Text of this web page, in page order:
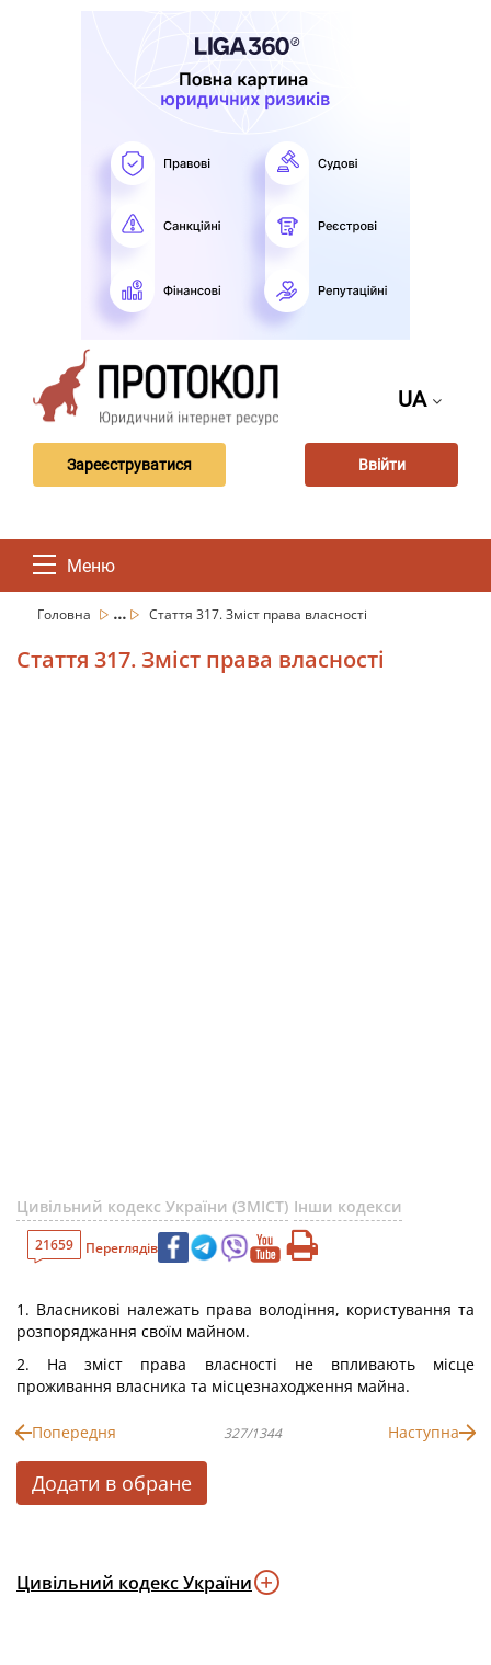
UA
Зареєструватися Ввійти
Меню
Головна ... Стаття 317. Зміст права власності
Стаття 317. Зміст права власності
Цивільний кодекс України (ЗМІСТ) Інши кодекси
21659 Переглядів
1. Власникові належать права володіння, користування та
розпоряджання своїм майном.
2. На зміст права власності не впливають місце
проживання власника та місцезнаходження майна.
Попередня 327/1344 Наступна
Додати в обране
Цивільний кодекс України